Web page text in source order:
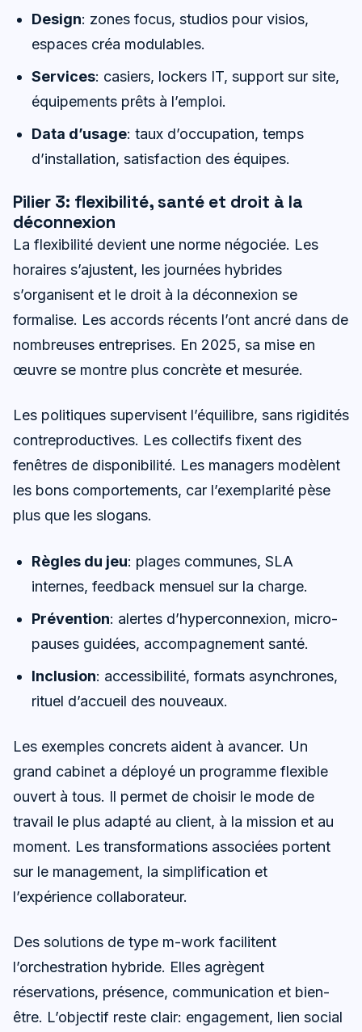
Design: zones focus, studios pour visios,
espaces créa modulables.
Services: casiers, lockers IT, support sur site,
équipements prêts à l’emploi.
Data d’usage: taux d’occupation, temps
d’installation, satisfaction des équipes.
Pilier 3: flexibilité, santé et droit à la
déconnexion
La flexibilité devient une norme négociée. Les
horaires s’ajustent, les journées hybrides
s’organisent et le droit à la déconnexion se
formalise. Les accords récents l’ont ancré dans de
nombreuses entreprises. En 2025, sa mise en
œuvre se montre plus concrète et mesurée.
Les politiques supervisent l’équilibre, sans rigidités
contreproductives. Les collectifs fixent des
fenêtres de disponibilité. Les managers modèlent
les bons comportements, car l’exemplarité pèse
plus que les slogans.
Règles du jeu: plages communes, SLA
internes, feedback mensuel sur la charge.
Prévention: alertes d’hyperconnexion, micro-
pauses guidées, accompagnement santé.
Inclusion: accessibilité, formats asynchrones,
rituel d’accueil des nouveaux.
Les exemples concrets aident à avancer. Un
grand cabinet a déployé un programme flexible
ouvert à tous. Il permet de choisir le mode de
travail le plus adapté au client, à la mission et au
moment. Les transformations associées portent
sur le management, la simplification et
l’expérience collaborateur.
Des solutions de type m-work facilitent
l’orchestration hybride. Elles agrègent
réservations, présence, communication et bien-
être. L’objectif reste clair: engagement, lien social